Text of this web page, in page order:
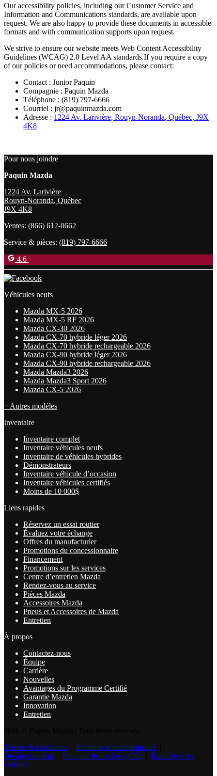
Our accessibility policies, including our Customer Service and
Information and Communications standards, are available upon
request. We are also happy to provide these documents in accessible
formats and with communication supports upon request.
We strive to ensure our website meets Web Content Accessibility
Guidelines (WCAG) 2.0 Level AA standards.If you require a copy
of our policies or need accommodations, please contact:
Contact : Junior Paquin
Compagnie : Paquin Mazda
Téléphone : (819) 797-6666
Courriel : jr@paquinmazda.com
Adresse : 1224 Av. Larivière, Rouyn-Noranda, Québec, J9X
4K8
Pour nous joindre
Paquin Mazda
1224 Av. Larivière
Rouyn-Noranda, Québec
J9X 4K8
Ventes: (866) 612-0662
Service & pièces: (819) 797-6666
4.6
Véhicules neufs
Mazda MX-5 2026
Mazda MX-5 RF 2026
Mazda CX-30 2026
Mazda CX-70 hybride léger 2026
Mazda CX-70 hybride rechargeable 2026
Mazda CX-90 hybride léger 2026
Mazda CX-90 hybride rechargeable 2026
Mazda Mazda3 2026
Mazda Mazda3 Sport 2026
Mazda CX-5 2026
+ Autres modèles
Inventaire
Inventaire complet
Inventaire véhicules neufs
Inventaire de véhicules hybrides
Démonstrateurs
Inventaire véhicule d’occasion
Inventaire véhicules certifiés
Moins de 10 000$
Liens rapides
Réservez un essai routier
Évaluez votre échange
Offres du manufacturier
Promotions du concessionnaire
Financement
Promotions sur les services
Centre d’entretien Mazda
Rendez-vous au service
Pièces Mazda
Accessoires Mazda
Pneus et Accessoires de Mazda
Entretien
À propos
Contactez-nous
Équipe
Carrière
Nouvelles
Avantages du Programme Certifié
Garantie Mazda
Innovation
Entretien
Termes & conditions
Politique et confidentialité
Désabonnement
Politique de cookies (CA)
Paramétrer les
cookies